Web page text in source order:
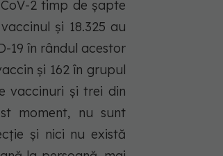
2 timp de șapte
și 18.325 au
19 în rândul acestor
și 162 în grupul
vaccinuri și trei din
moment, nu sunt
și nici nu există